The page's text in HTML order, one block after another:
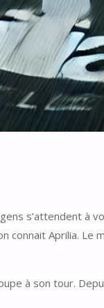
s’attendent à
connait Aprilia.
à son tour.